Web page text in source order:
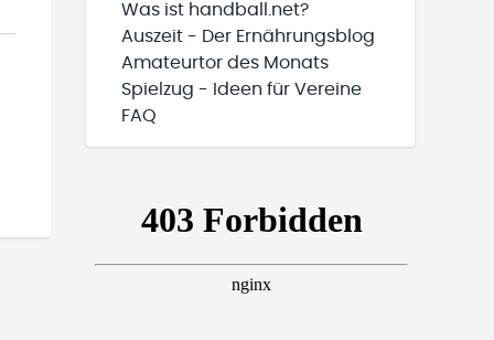
Was ist handball.net?
Auszeit - Der Ernährungsblog
Amateurtor des Monats
Spielzug - Ideen für Vereine
FAQ